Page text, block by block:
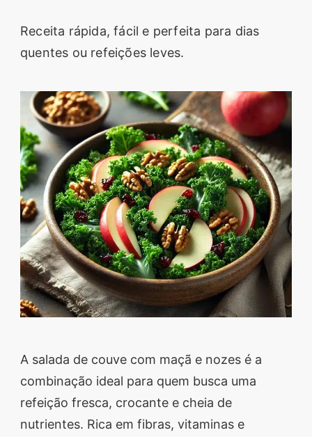
receitas rápidas e fáceis
que vão impressionar
Transforme suas
refeições e inspire-se
agora mesmo!
Receita rápida, fácil e perfeita para dias
quentes ou refeições leves.
A salada de couve com maçã e nozes é a
combinação ideal para quem busca uma
refeição fresca, crocante e cheia de
nutrientes. Rica em fibras, vitaminas e